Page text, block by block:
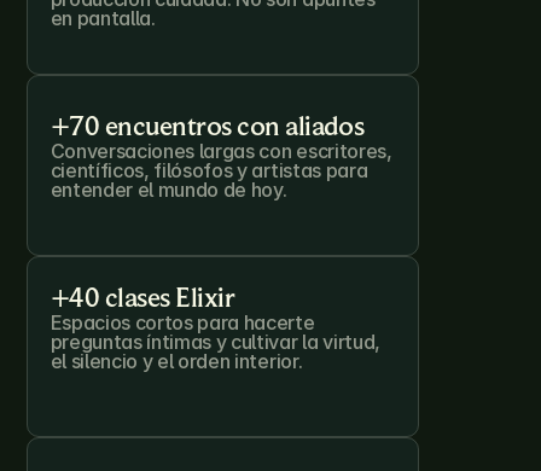
en pantalla.
+70 encuentros con aliados
Conversaciones largas con escritores,
científicos, filósofos y artistas para
entender el mundo de hoy.
+40 clases Elixir
Espacios cortos para hacerte
preguntas íntimas y cultivar la virtud,
el silencio y el orden interior.